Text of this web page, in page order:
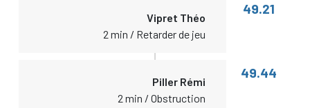
Vipret Théo
2 min / Retarder de jeu
49.21
Piller Rémi
2 min / Obstruction
49.44